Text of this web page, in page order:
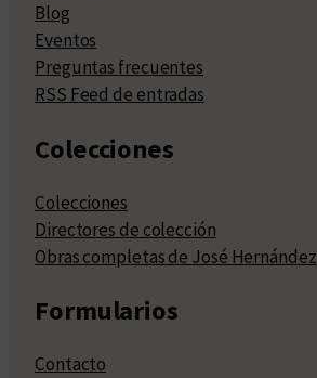
Blog
Eventos
Preguntas frecuentes
RSS Feed de entradas
Colecciones
Colecciones
Directores de colección
Obras completas de José Hernández
Formularios
Contacto